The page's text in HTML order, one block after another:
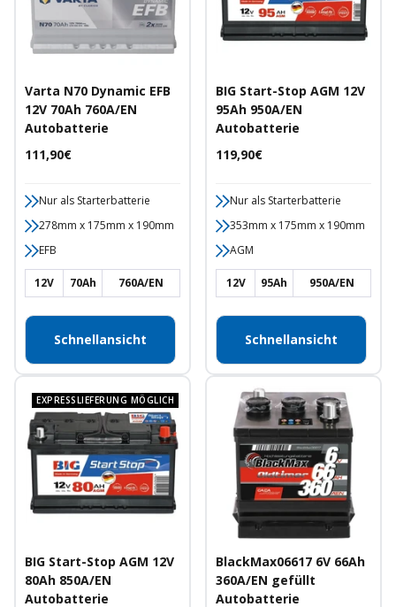
Varta N70 Dynamic EFB
12V 70Ah 760A/EN
Autobatterie
Angebotspreis
111,90€
Nur als Starterbatterie
278mm x 175mm x 190mm
EFB
12V 70Ah 760A/EN
Schnellansicht
BIG Start-Stop AGM 12V
95Ah 950A/EN
Autobatterie
Angebotspreis
119,90€
Nur als Starterbatterie
353mm x 175mm x 190mm
AGM
12V 95Ah 950A/EN
Schnellansicht
EXPRESSLIEFERUNG MÖGLICH
BIG Start-Stop AGM 12V
80Ah 850A/EN
Autobatterie
BlackMax06617 6V 66Ah
360A/EN gefüllt
Autobatterie